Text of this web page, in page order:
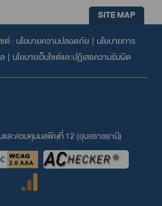
SITE MAP
ต์ : นโยบายความปลอดภัย| นโยบายการ
| นโยบายเว็บไซต์และปฏิเสธความรับผิด
และควบคุมมลพิษที่ 12 (อุบลราชธานี)